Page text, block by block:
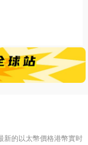
新的以太幣價格港幣實时